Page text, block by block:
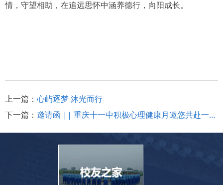
情，守望相助，在追远思怀中涵养德行，向阳成长。
上一篇： 心屿逐梦 沐光而行
下一篇： 邀请函 || 重庆十一中积极心理健康月邀您共赴一场心灵之约